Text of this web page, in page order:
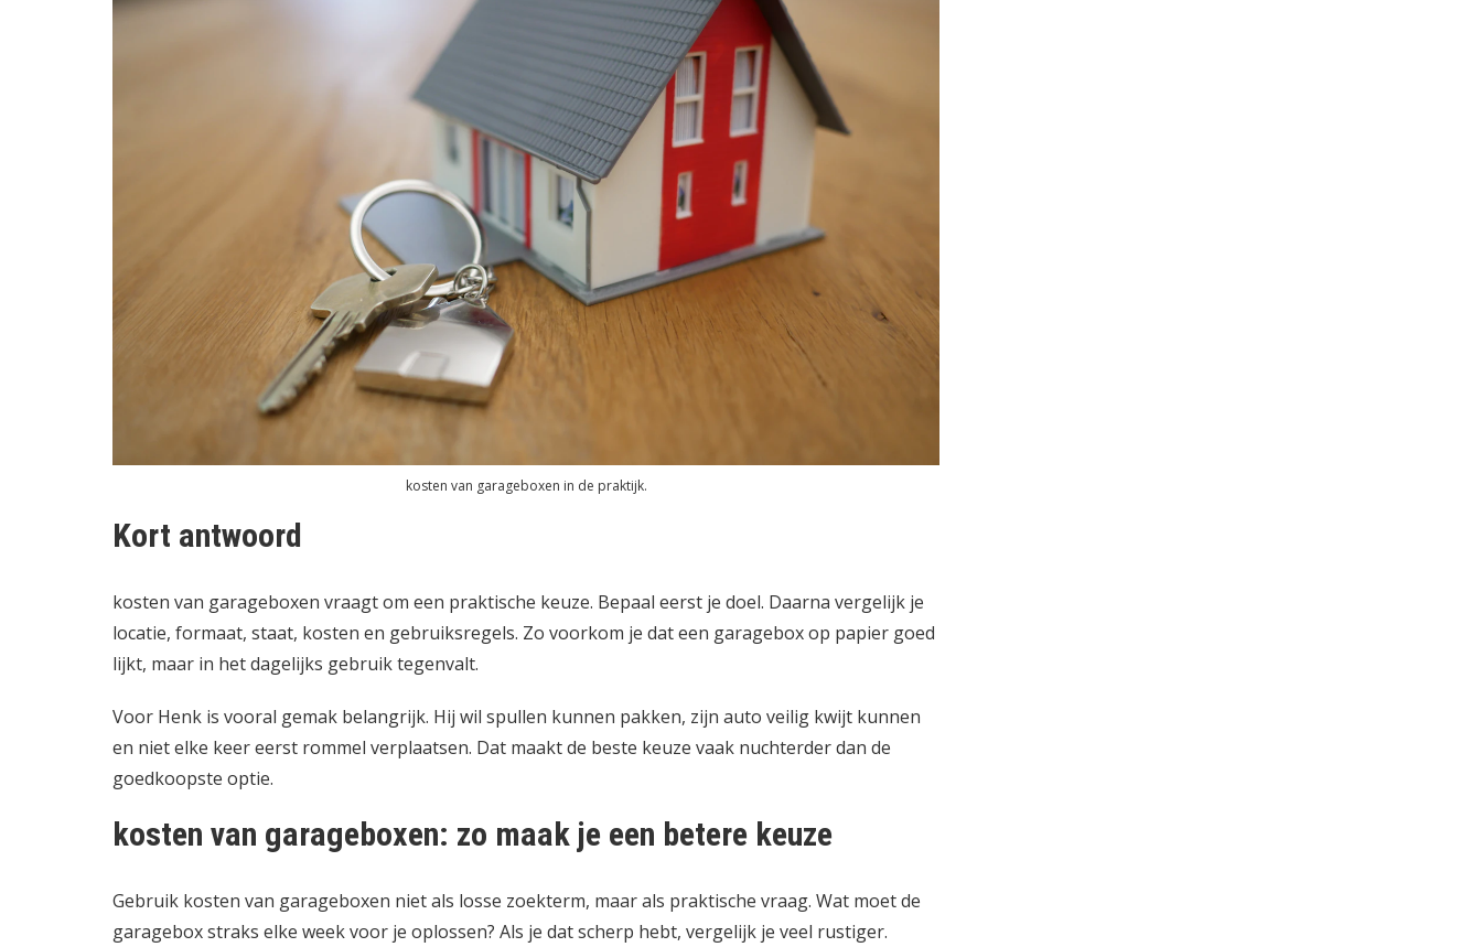
kosten van garageboxen in de praktijk.
Kort antwoord
kosten van garageboxen vraagt om een praktische keuze. Bepaal eerst je doel. Daarna vergelijk je
locatie, formaat, staat, kosten en gebruiksregels. Zo voorkom je dat een garagebox op papier goed
lijkt, maar in het dagelijks gebruik tegenvalt.
Voor Henk is vooral gemak belangrijk. Hij wil spullen kunnen pakken, zijn auto veilig kwijt kunnen
en niet elke keer eerst rommel verplaatsen. Dat maakt de beste keuze vaak nuchterder dan de
goedkoopste optie.
kosten van garageboxen: zo maak je een betere keuze
Gebruik kosten van garageboxen niet als losse zoekterm, maar als praktische vraag. Wat moet de
garagebox straks elke week voor je oplossen? Als je dat scherp hebt, vergelijk je veel rustiger.